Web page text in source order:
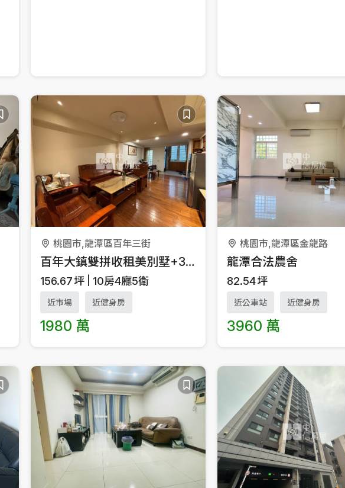
桃園市,龍潭區百年三街
百年大鎮雙拼收租美別墅+3車位
156.67坪 10房4廳5衛
近市場 近健身房
1980 萬
桃園市,龍潭區金龍路
龍潭合法農舍
82.54坪
近公車站 近健身房
3960 萬